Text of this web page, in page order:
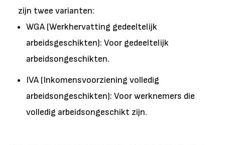
zijn twee varianten:
WGA (Werkhervatting gedeeltelijk
arbeidsgeschikten): Voor gedeeltelijk
arbeidsongeschikten.
IVA (Inkomensvoorziening volledig
arbeidsongeschikten): Voor werknemers die
volledig arbeidsongeschikt zijn.